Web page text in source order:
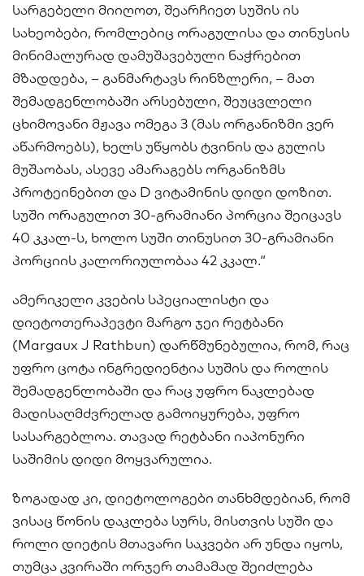
სარგებელი მიიღოთ, შეარჩიეთ სუშის ის
სახეობები, რომლებიც ორაგულისა და თინუსის
მინიმალურად დამუშავებული ნაჭრებით
მზადდება, – განმარტავს რინზლერი, – მათ
შემადგენლობაში არსებული, შეუცვლელი
ცხიმოვანი მჟავა ომეგა 3 (მას ორგანიზმი ვერ
აწარმოებს), ხელს უწყობს ტვინის და გულის
მუშაობას, ასევე ამარაგებს ორგანიზმს
პროტეინებით და D ვიტამინის დიდი დოზით.
სუში ორაგულით 30-გრამიანი პორცია შეიცავს
40 კკალ-ს, ხოლო სუში თინუსით 30-გრამიანი
პორციის კალორიულობაა 42 კკალ.“
ამერიკელი კვების სპეციალისტი და
დიეტოთერაპევტი მარგო ჯეი რეტბანი
(Margaux J Rathbun) დარწმუნებულია, რომ, რაც
უფრო ცოტა ინგრედიენტია სუშის და როლის
შემადგენლობაში და რაც უფრო ნაკლებად
მადისაღმძვრელად გამოიყურება, უფრო
სასარგებლოა. თავად რეტბანი იაპონური
საშიმის დიდი მოყვარულია.
ზოგადად კი, დიეტოლოგები თანხმდებიან, რომ
ვისაც წონის დაკლება სურს, მისთვის სუში და
როლი დიეტის მთავარი საკვები არ უნდა იყოს,
თუმცა კვირაში ორჯერ თამამად შეიძლება